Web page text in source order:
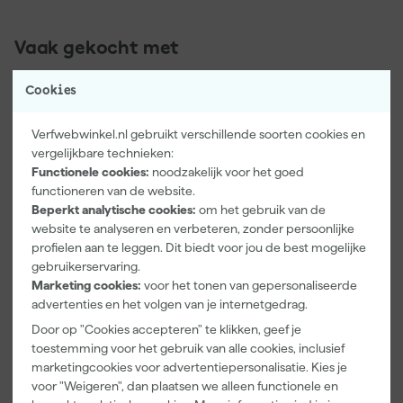
Cookies
Verfwebwinkel.nl gebruikt verschillende soorten cookies en
vergelijkbare technieken:
Functionele cookies: noodzakelijk voor het goed
functioneren van de website.
Beperkt analytische cookies: om het gebruik van de
website te analyseren en verbeteren, zonder persoonlijke
profielen aan te leggen. Dit biedt voor jou de best mogelijke
gebruikerservaring.
Marketing cookies: voor het tonen van gepersonaliseerde
advertenties en het volgen van je internetgedrag.
Door op "Cookies accepteren" te klikken, geef je
toestemming voor het gebruik van alle cookies, inclusief
marketingcookies voor advertentiepersonalisatie. Kies je
voor "Weigeren", dan plaatsen we alleen functionele en
Vaak gekocht met
Kip Tape
3307-24
Smooth-Tec
Buitengebruik
- 24mm x
50m
Morgen
bezorgd
F&B
Kleurenwaaie
Morgen
bezorgd
And Go
Verfbak -
0,5L + 5
Inzetbakken
Morgen
bezorgd